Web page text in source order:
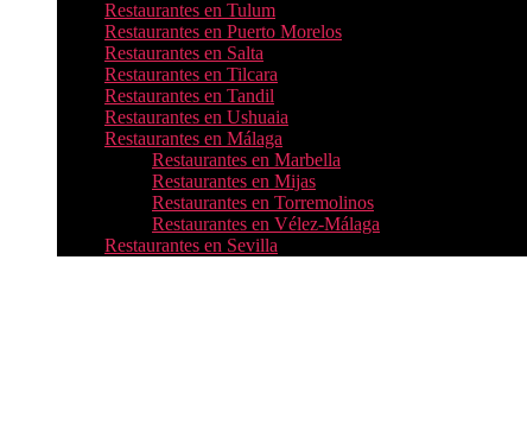
Restaurantes en Tulum
Restaurantes en Puerto Morelos
Restaurantes en Salta
Restaurantes en Tilcara
Restaurantes en Tandil
Restaurantes en Ushuaia
Restaurantes en Málaga
Restaurantes en Marbella
Restaurantes en Mijas
Restaurantes en Torremolinos
Restaurantes en Vélez-Málaga
Restaurantes en Sevilla